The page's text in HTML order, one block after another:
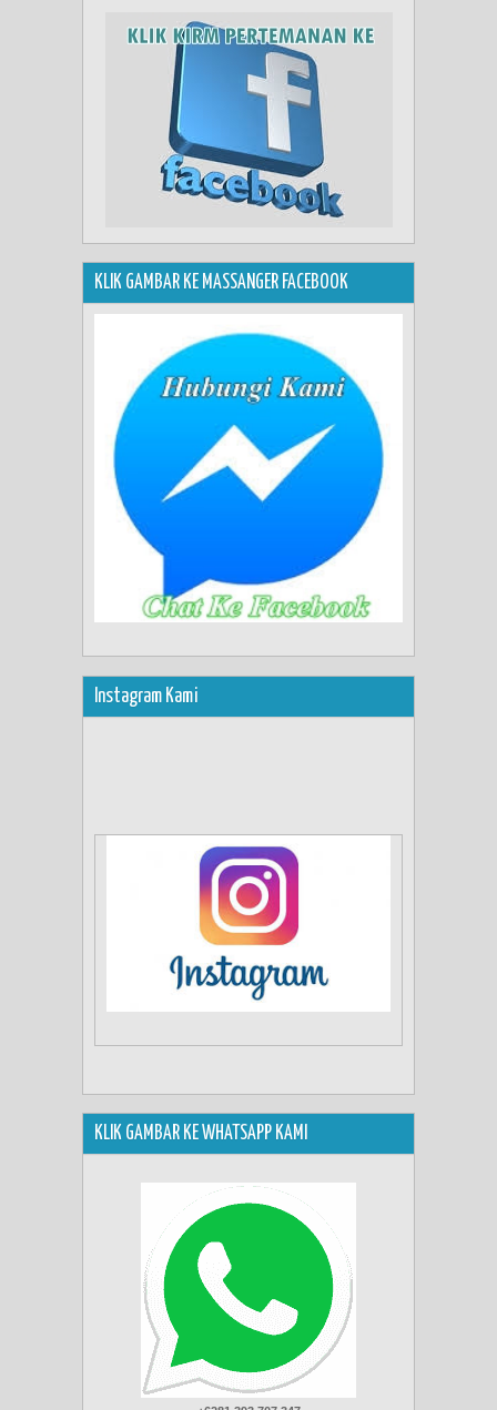
KLIK GAMBAR KE MASSANGER FACEBOOK
Instagram Kami
KLIK GAMBAR KE WHATSAPP KAMI